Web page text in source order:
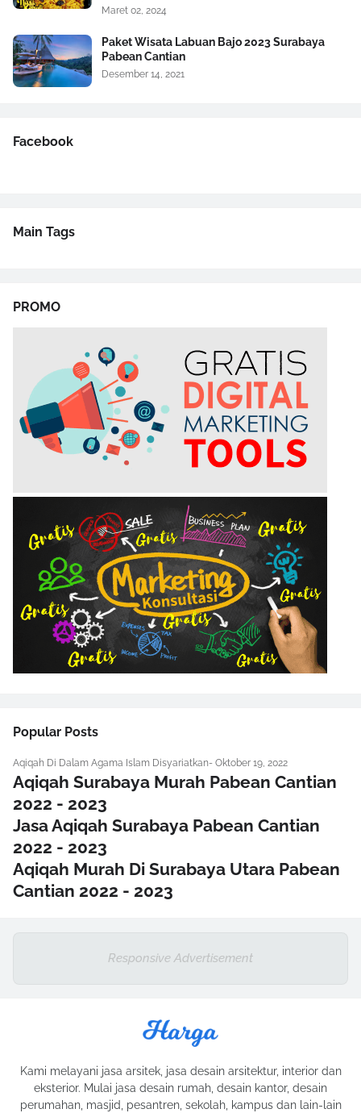
Maret 02, 2024
Paket Wisata Labuan Bajo 2023 Surabaya
Pabean Cantian
Desember 14, 2021
Facebook
Main Tags
PROMO
Popular Posts
Aqiqah Di Dalam Agama Islam Disyariatkan- Oktober 19, 2022
Aqiqah Surabaya Murah Pabean Cantian
2022 - 2023
Jasa Aqiqah Surabaya Pabean Cantian
2022 - 2023
Aqiqah Murah Di Surabaya Utara Pabean
Cantian 2022 - 2023
Responsive Advertisement
Kami melayani jasa arsitek, jasa desain arsitektur, interior dan
eksterior. Mulai jasa desain rumah, desain kantor, desain
perumahan, masjid, pesantren, sekolah, kampus dan lain-lain